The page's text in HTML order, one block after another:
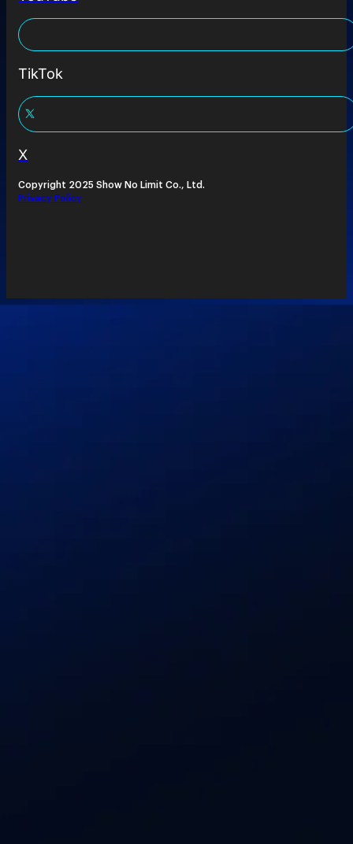
TikTok
X
Copyright 2025 Show No Limit Co., Ltd.
Privacy Policy